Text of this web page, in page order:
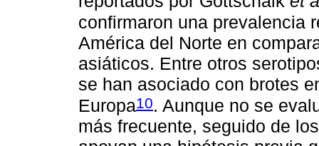
confirmaron una prevalencia
América del Norte en
asiáticos. Entre otros
se han asociado con brotes
Europa10. Aunque no se
más frecuente, seguido de